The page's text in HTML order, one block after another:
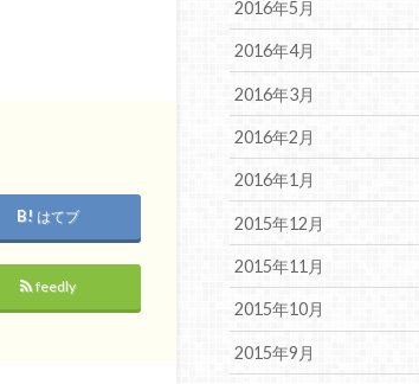
はてブ
feedly
2016年5月
2016年4月
2016年3月
2016年2月
2016年1月
2015年12月
2015年11月
2015年10月
2015年9月